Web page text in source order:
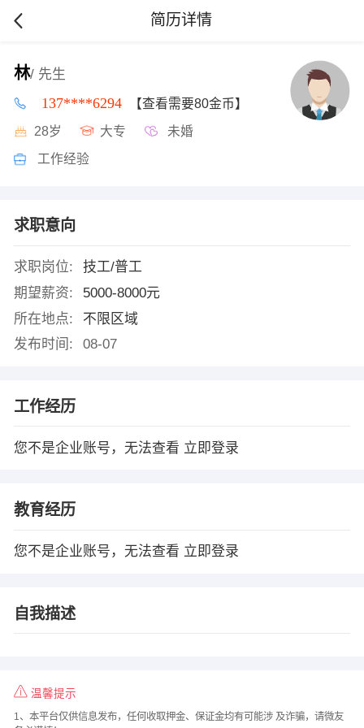
简历详情
林/ 先生
137****6294 【查看需要80金币】
28岁 大专 未婚
工作经验
求职意向
求职岗位:
技工/普工
期望薪资:
5000-8000元
所在地点:
不限区域
发布时间:
08-07
工作经历
您不是企业账号，无法查看 立即登录
教育经历
您不是企业账号，无法查看 立即登录
自我描述
温馨提示
1、本平台仅供信息发布，任何收取押金、保证金均有可能涉 及诈骗，请微友